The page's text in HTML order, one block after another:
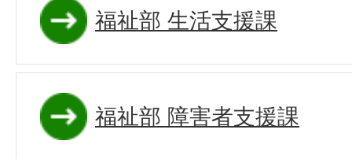
福祉部 生活支援課
福祉部 障害者支援課